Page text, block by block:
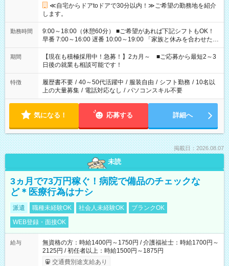
≪自宅からドアtoドアで30分以内！≫ご希望の勤務地を紹介
します。
勤務時間
9:00～18:00（休憩60分） ■ご希望があれば下記シフトもOK！
早番 7:00～16:00 遅番 10:00～19:00 「家族と休みを合わせた
い」 「余裕を持って夕飯の準備がしたい」 「できれば残業はし
たくない」 など、ご希望を教えてくださいね。 ※Wワーク希望
の方へ 今ご覧のお仕事で希望する勤務時間と、もう1つのお仕事
の勤務時間。 合計で週40時間を超える場合は応募できません。
期間
【現在も積極採用中！急募！】2カ月～ ■ご応募から最短2～3
日後の就業も相談可能です！
特徴 履歴書不要 / 40～50代活躍中 / 服装自由 / シフト勤務 / 10名以
上の大量募集 / 電話対応なし / パソコンスキル不要
気になる！ 応募する 詳細へ
掲載日：2026.08.07
未読
3ヵ月で73万円稼ぐ！病院で備品のチェックな
ど＊医療行為はナシ
派遣 職種未経験OK 社会人未経験OK
ブランクOK
WEB登録・面接OK
給与
無資格の方：時給1400円～1750円 / 介護福祉士：時給1700円～
2125円 / 初任者以上：時給1500円～1875円
交通費別途支給あり